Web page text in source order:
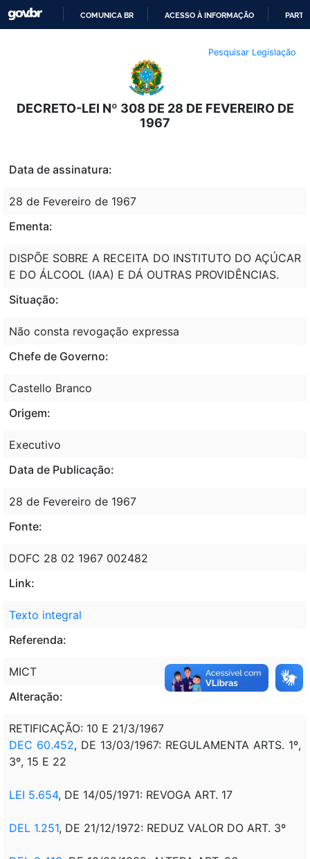
O
CONTEÚDO
COMUNICA BR ACESSO À INFORMAÇÃO
Pesquisar Legislação
DECRETO-LEI Nº 308 DE 28 DE FEVEREIRO DE
1967
Data de assinatura:
28 de Fevereiro de 1967
Ementa:
DISPÕE SOBRE A RECEITA DO INSTITUTO DO AÇÚCAR
E DO ÁLCOOL (IAA) E DÁ OUTRAS PROVIDÊNCIAS.
Situação:
Não consta revogação expressa
Chefe de Governo:
Castello Branco
Origem:
Executivo
Data de Publicação:
28 de Fevereiro de 1967
Fonte:
DOFC 28 02 1967 002482
Link:
Texto integral
Referenda:
MICT
Alteração:
RETIFICAÇÃO: 10 E 21/3/1967
DEC 60.452, DE 13/03/1967: REGULAMENTA ARTS. 1º,
3º, 15 E 22
LEI 5.654, DE 14/05/1971: REVOGA ART. 17
DEL 1.251, DE 21/12/1972: REDUZ VALOR DO ART. 3º